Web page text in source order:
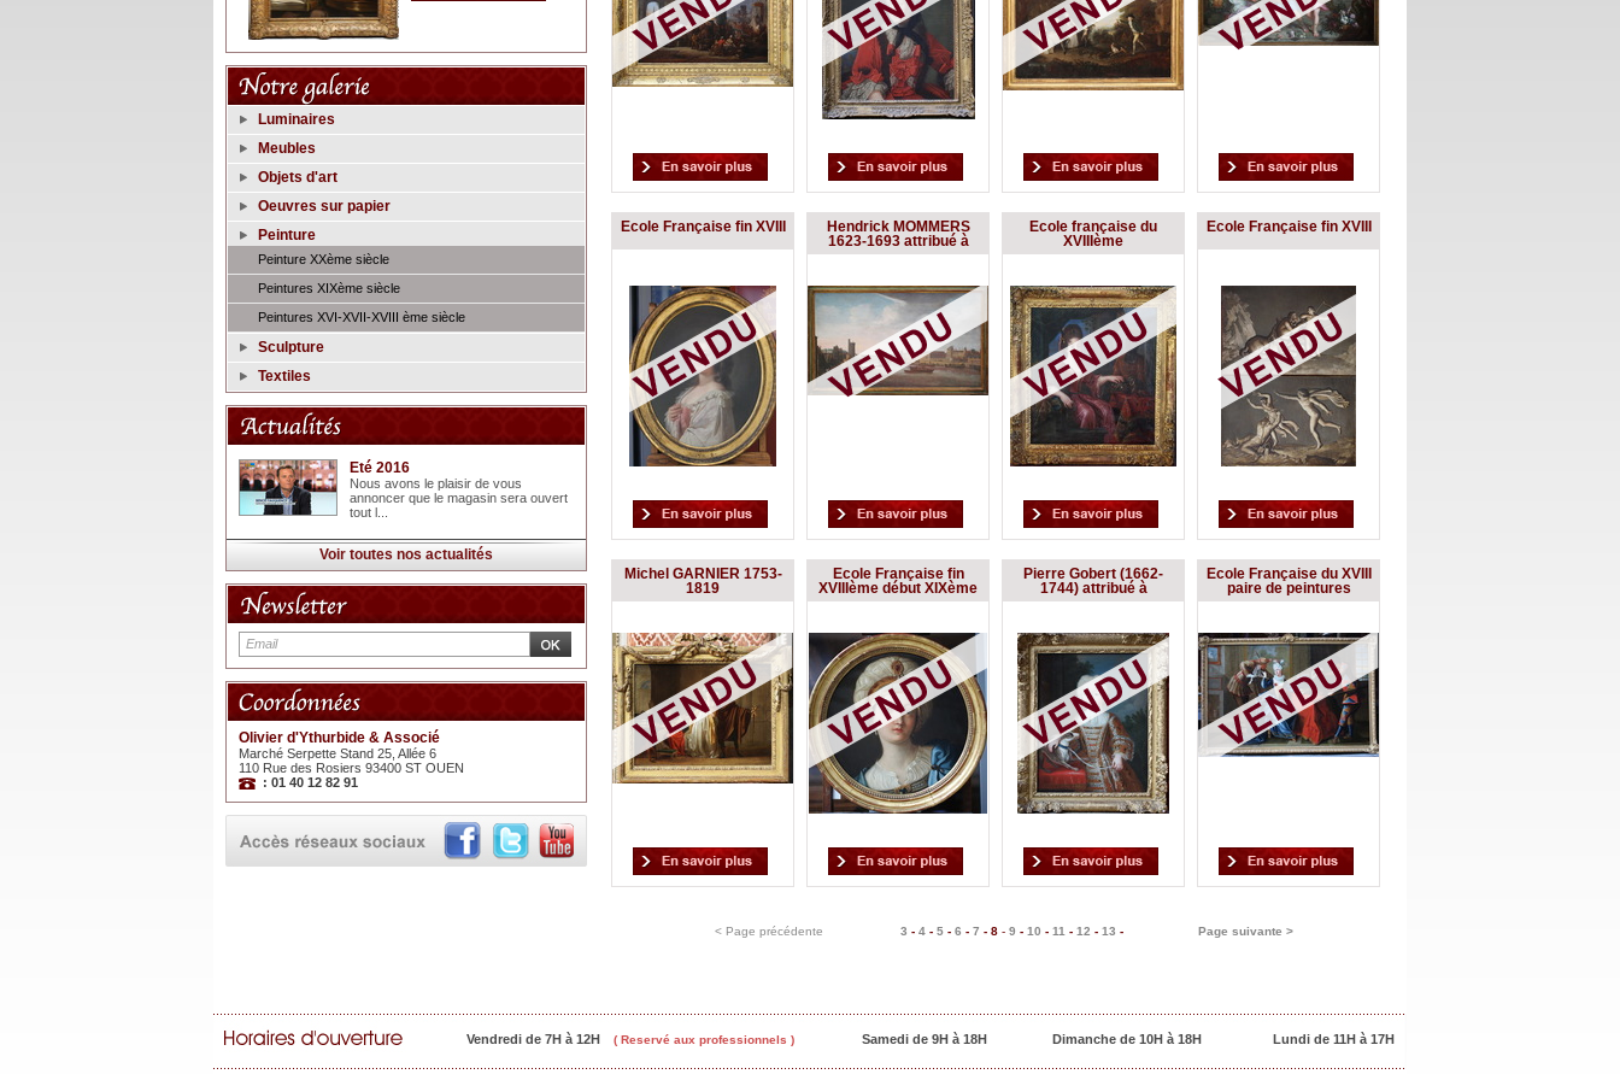
Luminaires
Meubles
Objets d'art
Oeuvres sur papier
Peinture
Peinture XXème siècle
Peintures XIXème siècle
Peintures XVI-XVII-XVIII ème siècle
Sculpture
Textiles
Eté 2016
Nous avons le plaisir de vous
annoncer que le magasin sera ouvert
tout l...
Voir toutes nos actualités
Olivier d'Ythurbide & Associé
Marché Serpette Stand 25, Allée 6
110 Rue des Rosiers 93400 ST OUEN
: 01 40 12 82 91
Ecole Française fin XVIII
Hendrick MOMMERS
1623-1693 attribué à
Ecole française du
XVIIIème
Ecole Française fin XVIII
Michel GARNIER 1753-
1819
Ecole Française fin
XVIIIème début XIXème
Pierre Gobert (1662-
1744) attribué à
Ecole Française du XVIII
paire de peintures
< Page précédente 3 - 4 - 5 - 6 - 7 - 8 - 9 - 10 - 11 - 12 - 13 - Page suivante >
Vendredi de 7H à 12H ( Reservé aux professionnels ) Samedi de 9H à 18H Dimanche de 10H à 18H Lundi de 11H à 17H